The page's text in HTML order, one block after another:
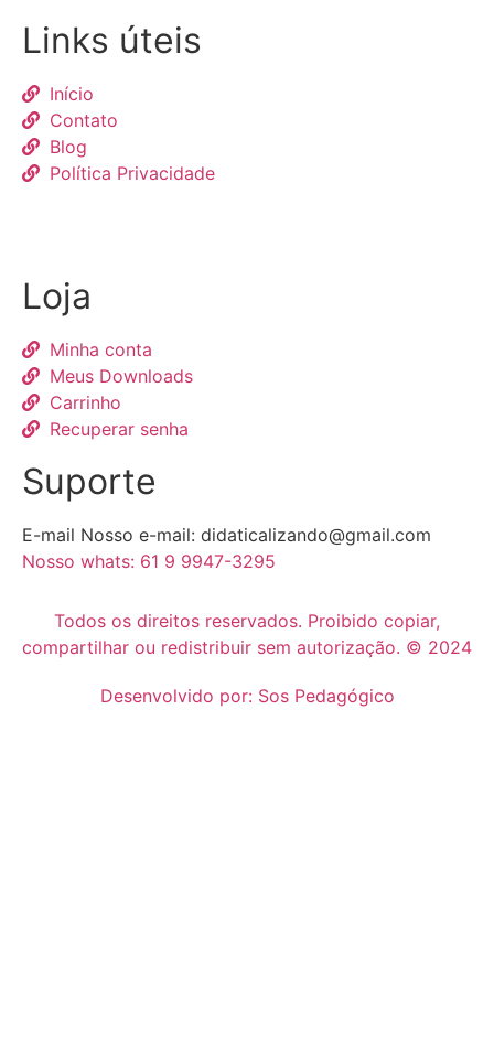
Links úteis
Início
Contato
Blog
Política Privacidade
Loja
Minha conta
Meus Downloads
Carrinho
Recuperar senha
Suporte
E-mail Nosso e-mail: didaticalizando@gmail.com
Nosso whats: 61 9 9947-3295
Todos os direitos reservados. Proibido copiar,
compartilhar ou redistribuir sem autorização. © 2024
Desenvolvido por: Sos Pedagógico